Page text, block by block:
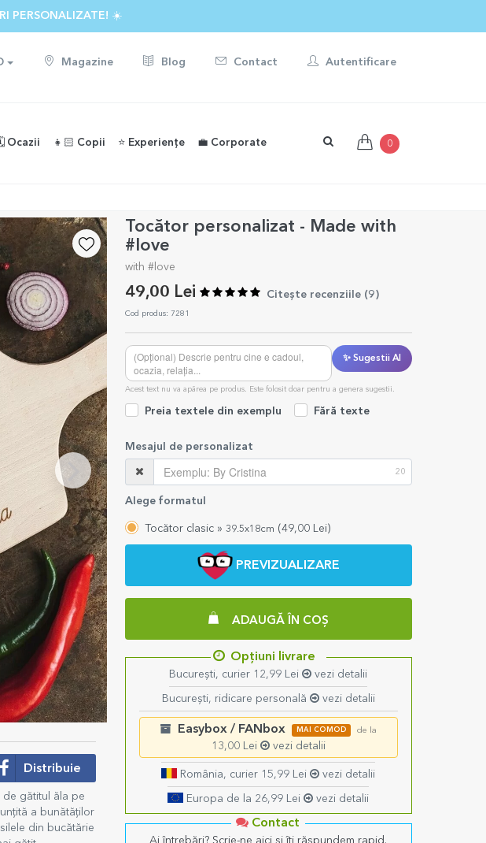
PERSONALIZATE! ☀️
Magazine Blog Contact Autentificare
🗓️ Ocazii 👧🏻 Copii ⭐️ Experiențe 💼 Corporate 0
Tocător personalizat - Made with
#love
with #love
49,00 Lei Citește recenziile (9)
Cod produs: 7281
✨ Sugestii AI
Acest text nu va apărea pe produs. Este folosit doar pentru a genera sugestii.
Preia textele din exemplu Fără texte
Mesajul de personalizat
20
Alege formatul
Tocător clasic » 39.5x18cm (49,00Lei)
PREVIZUALIZARE
ADAUGĂ ÎN COȘ
Opțiuni livrare
București, curier 12,99 Lei vezi detalii
București, ridicare personală vezi detalii
Easybox / FANbox MAI COMOD de la
13,00 Lei vezi detalii
România, curier 15,99 Lei vezi detalii
Europa de la 26,99 Lei vezi detalii
Contact
Ai întrebări? Scrie-ne aici și îți răspundem rapid.
Distribuie
de gătitul ăla pe
a bunătăților
din bucătărie